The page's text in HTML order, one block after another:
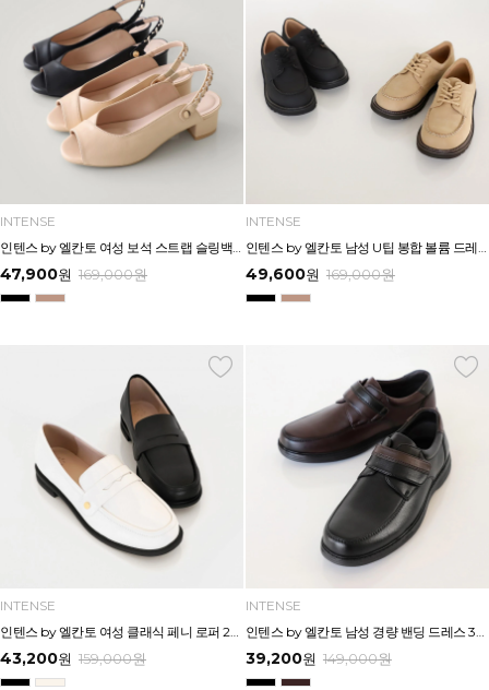
INTENSE
47,900원 169,000원
INTENSE
49,600원 169,000원
INTENSE
43,200원 159,000원
INTENSE
39,200원 149,000원